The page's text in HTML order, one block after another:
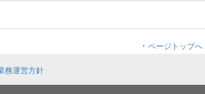
ページトップへ
務運営方針